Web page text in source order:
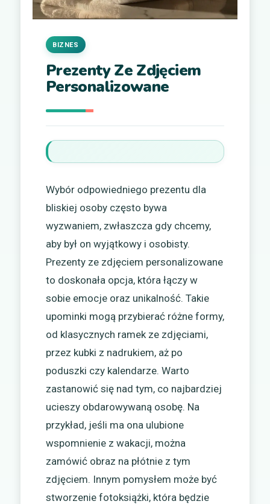
Prezenty Ze Zdjęciem
Personalizowane
BIZNES
Wybór odpowiedniego prezentu dla
bliskiej osoby często bywa
wyzwaniem, zwłaszcza gdy chcemy,
aby był on wyjątkowy i osobisty.
Prezenty ze zdjęciem personalizowane
to doskonała opcja, która łączy w
sobie emocje oraz unikalność. Takie
upominki mogą przybierać różne formy,
od klasycznych ramek ze zdjęciami,
przez kubki z nadrukiem, aż po
poduszki czy kalendarze. Warto
zastanowić się nad tym, co najbardziej
ucieszy obdarowywaną osobę. Na
przykład, jeśli ma ona ulubione
wspomnienie z wakacji, można
zamówić obraz na płótnie z tym
zdjęciem. Innym pomysłem może być
stworzenie fotoksiążki, która będzie